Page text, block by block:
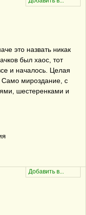
это назвать никак
был хаос, тот
и началось. Целая
Само мироздание, с
шестеренками и